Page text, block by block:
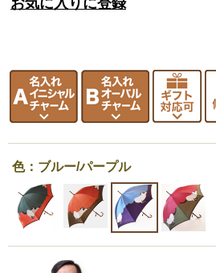
お気に入りに登録
色：ブルー/パープル